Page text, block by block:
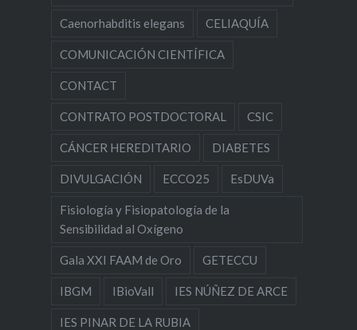
Caenorhabditis elegans CELIAQUÍA
COMUNICACIÓN CIENTÍFICA
CONTACT
CONTRATO POSTDOCTORAL CSIC
CÁNCER HEREDITARIO DIABETES
DIVULGACIÓN ECCO25 EsDUVa
Fisiología y Fisiopatología de la
Sensibilidad al Oxígeno
Gala XXI FAAM de Oro GETECCU
IBGM IBioVall IES NÚÑEZ DE ARCE
IES PINAR DE LA RUBIA